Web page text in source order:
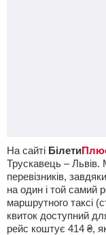
На сайті Білети
Трускавець – Львів.
перевізників,
на один і той самий
маршрутного таксі
квиток доступний
рейс коштує 414 ₴,